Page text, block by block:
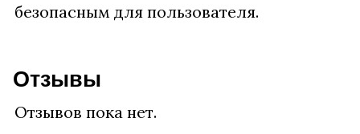
безопасным для пользователя.
Отзывы
Отзывов пока нет.